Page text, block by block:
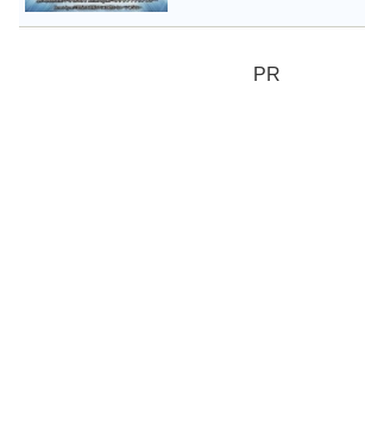
PR